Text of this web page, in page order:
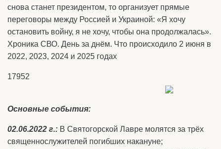
снова станет президентом, то организует прямые
переговоры между Россией и Украиной: «Я хочу
остановить войну, я не хочу, чтобы она продолжалась».
Хроника СВО. День за днём. Что происходило 2 июня в
2022, 2023, 2024 и 2025 годах
17952
Основные события:
02.06.2022 г.: В Святогорской Лавре молятся за трёх
священнослужителей погибших накануне;